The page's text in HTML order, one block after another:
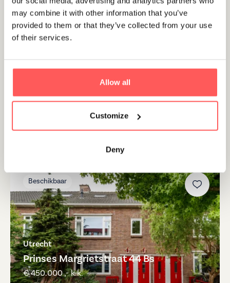
may combine it with other information that you’ve
provided to them or that they’ve collected from your use
of their services.
Allow all
Customize
Deny
Beschikbaar
Bosch en duin
Beschikbaar
Utrecht
Prinses Margrietstraat 44 Bs
€ 450.000 ,- k.k.